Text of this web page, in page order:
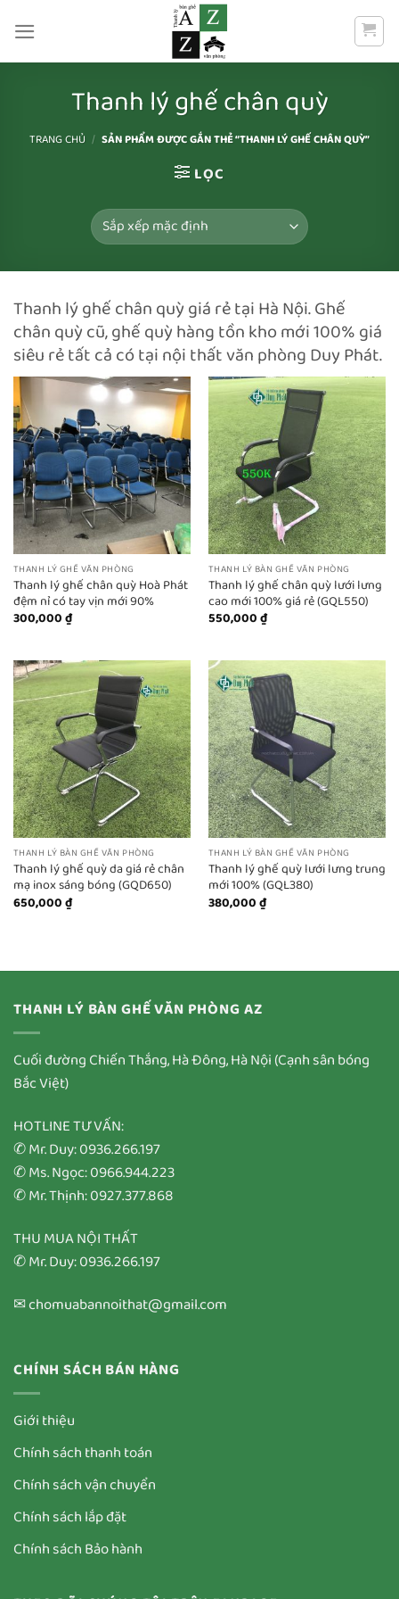
qua
nội
Thanh lý ghế chân quỳ
TRANG CHỦ / SẢN PHẨM ĐƯỢC GẮN THẺ “THANH LÝ GHẾ CHÂN QUỲ”
LỌC
Thanh lý ghế chân quỳ giá rẻ tại Hà Nội. Ghế
chân quỳ cũ, ghế quỳ hàng tồn kho mới 100% giá
siêu rẻ tất cả có tại nội thất văn phòng Duy Phát.
THANH LÝ GHẾ VĂN PHÒNG
Thanh lý ghế chân quỳ Hoà Phát
đệm nỉ có tay vịn mới 90%
300,000₫
THANH LÝ BÀN GHẾ VĂN PHÒNG
Thanh lý ghế chân quỳ lưới lưng
cao mới 100% giá rẻ (GQL550)
550,000₫
THANH LÝ BÀN GHẾ VĂN PHÒNG
Thanh lý ghế quỳ da giá rẻ chân
mạ inox sáng bóng (GQD650)
650,000₫
THANH LÝ BÀN GHẾ VĂN PHÒNG
Thanh lý ghế quỳ lưới lưng trung
mới 100% (GQL380)
380,000₫
THANH LÝ BÀN GHẾ VĂN PHÒNG AZ
Cuối đường Chiến Thắng, Hà Đông, Hà Nội (Cạnh sân bóng
Bắc Việt)
HOTLINE TƯ VẤN:
✆ Mr. Duy: 0936.266.197
✆ Ms. Ngọc: 0966.944.223
✆ Mr. Thịnh: 0927.377.868
THU MUA NỘI THẤT
✆ Mr. Duy: 0936.266.197
✉ chomuabannoithat@gmail.com
CHÍNH SÁCH BÁN HÀNG
Giới thiệu
Chính sách thanh toán
Chính sách vận chuyển
Chính sách lắp đặt
Chính sách Bảo hành